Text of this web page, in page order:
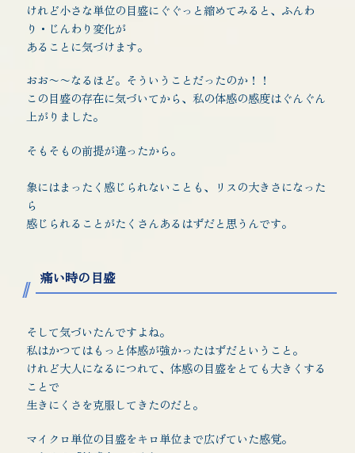
けれど小さな単位の目盛にぐぐっと縮めてみると、ふんわ
り・じんわり変化が
あることに気づけます。
おお〜〜なるほど。そういうことだったのか！！
この目盛の存在に気づいてから、私の体感の感度はぐんぐん
上がりました。
そもそもの前提が違ったから。
象にはまったく感じられないことも、リスの大きさになった
ら
感じられることがたくさんあるはずだと思うんです。
痛い時の目盛
そして気づいたんですよね。
私はかつてはもっと体感が強かったはずだということ。
けれど大人になるにつれて、体感の目盛をとても大きくする
ことで
生きにくさを克服してきたのだと。
マイクロ単位の目盛をキロ単位まで広げていた感覚。